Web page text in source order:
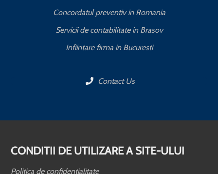
Concordatul preventiv in Romania
Servicii de contabilitate in Brasov
Infiintare firma in Bucuresti
Contact Us
CONDITII DE UTILIZARE A SITE-ULUI
Politica de confidentialitate